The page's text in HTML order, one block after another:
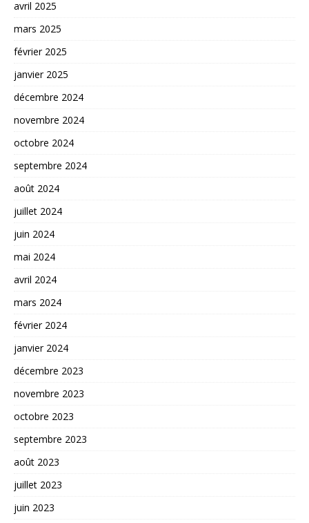
avril 2025
mars 2025
février 2025
janvier 2025
décembre 2024
novembre 2024
octobre 2024
septembre 2024
août 2024
juillet 2024
juin 2024
mai 2024
avril 2024
mars 2024
février 2024
janvier 2024
décembre 2023
novembre 2023
octobre 2023
septembre 2023
août 2023
juillet 2023
juin 2023